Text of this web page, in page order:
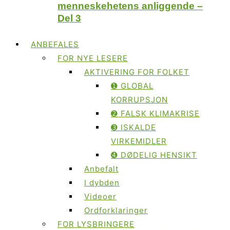
menneskehetens anliggende –
Del 3
ANBEFALES
FOR NYE LESERE
AKTIVERING FOR FOLKET
➊ GLOBAL
KORRUPSJON
➋ FALSK KLIMAKRISE
➌ ISKALDE
VIRKEMIDLER
➍ DØDELIG HENSIKT
Anbefalt
I dybden
Videoer
Ordforklaringer
FOR LYSBRINGERE